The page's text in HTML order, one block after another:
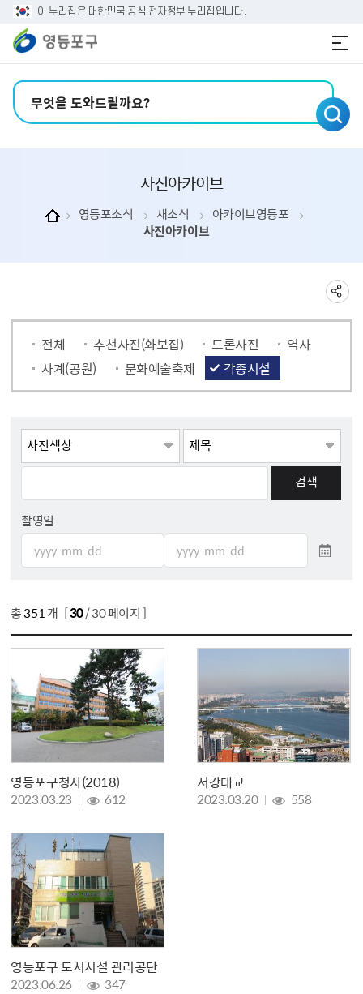
본문 바로가기
주메뉴 바로가기
이 누리집은 대한민국 공식 전자정부 누리집입니다.
사진아카이브
영등포소식 새소식
아카이브영등포
사진아카이브
전체 추천사진(화보집) 드론사진
역사
사계(공원)
문화예술축제 각종시설
촬영일
총351개 [30/ 30 페이지 ]
영등포구청사(2018)
2023.03.23 조회 : 612
서강대교
2023.03.20 558
영등포구 도시시설 관리공단
2023.06.26 347